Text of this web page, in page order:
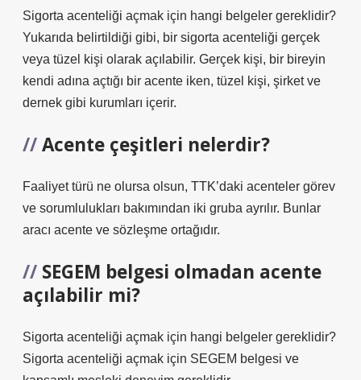
Sigorta acenteliği açmak için hangi belgeler gereklidir?
Yukarıda belirtildiği gibi, bir sigorta acenteliği gerçek
veya tüzel kişi olarak açılabilir. Gerçek kişi, bir bireyin
kendi adına açtığı bir acente iken, tüzel kişi, şirket ve
dernek gibi kurumları içerir.
Acente çeşitleri nelerdir?
Faaliyet türü ne olursa olsun, TTK’daki acenteler görev
ve sorumlulukları bakımından iki gruba ayrılır. Bunlar
aracı acente ve sözleşme ortağıdır.
SEGEM belgesi olmadan acente
açılabilir mi?
Sigorta acenteliği açmak için hangi belgeler gereklidir?
Sigorta acenteliği açmak için SEGEM belgesi ve